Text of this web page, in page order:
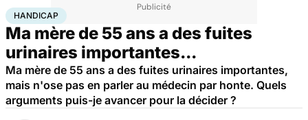
AccueilSanté Maladies
HANDICAP
Ma mère de 55 ans a des fuites
urinaires importantes...
Ma mère de 55 ans a des fuites urinaires importantes,
mais n'ose pas en parler au médecin par honte. Quels
arguments puis-je avancer pour la décider ?